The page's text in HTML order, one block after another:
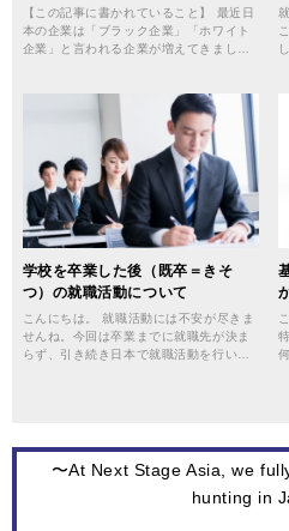
【この記事に書かれていること】 最近日
本の企業は「ブラック企業」「ホワイト
企業」と言われる企業が増えてきまし…
学校を卒業した後（既卒＝きそ
つ）の就職活動について
こんにちは。 就職活動には不安が尽きま
せんね。今回は卒業までに就職先が決ま
らず、引き続き日本で就職活動を行い…
〜At Next Stage Asia, we
hunting in